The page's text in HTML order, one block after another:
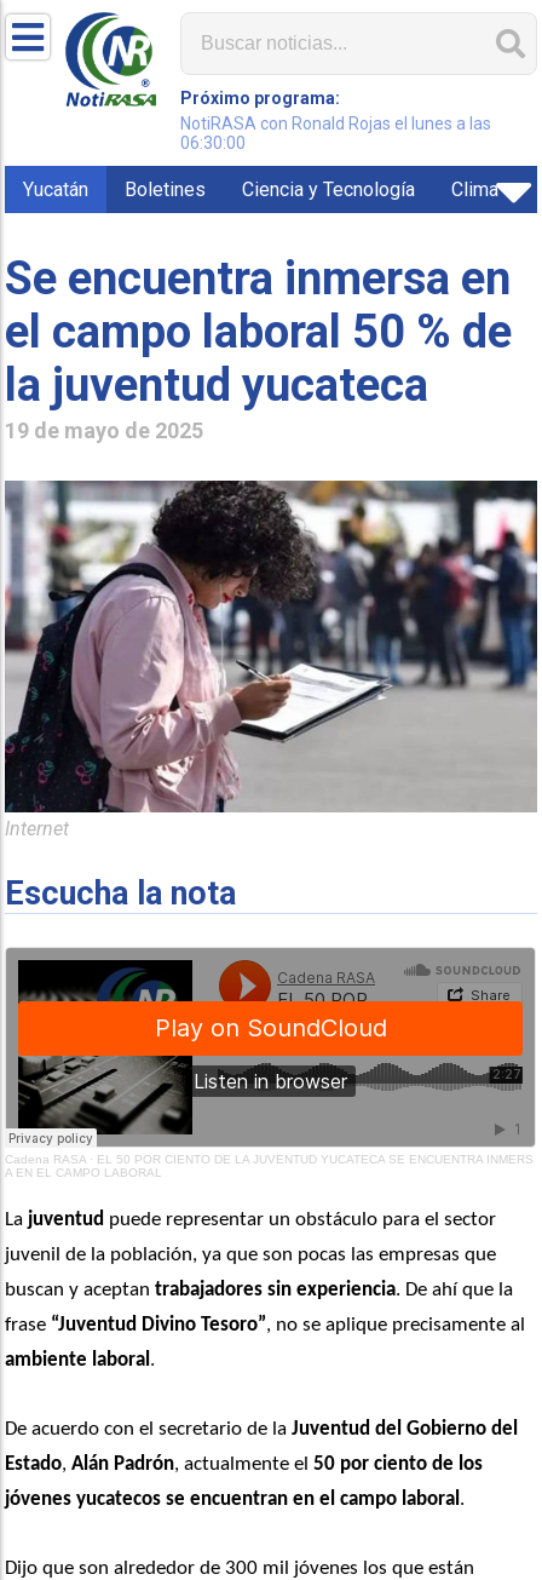
Próximo programa:
NotiRASA con Ronald Rojas el lunes a las
06:30:00
Yucatán Boletines Ciencia y Tecnología Clima
Se encuentra inmersa en
el campo laboral 50 % de
la juventud yucateca
19 de mayo de 2025
Internet
Escucha la nota
Cadena RASA · EL 50 POR CIENTO DE LA JUVENTUD YUCATECA SE ENCUENTRA INMERS
A EN EL CAMPO LABORAL
La juventud puede representar un obstáculo para el sector
juvenil de la población, ya que son pocas las empresas que
buscan y aceptan trabajadores sin experiencia. De ahí que la
frase “Juventud Divino Tesoro”
ambiente laboral .
De acuerdo con el secretario de la Juventud del Gobierno del
Estado, Alán Padrón, actualmente el 50 por ciento de los
jóvenes yucatecos se encuentran en el campo laboral .
Dijo que son alrededor de 300 mil jóvenes los que están